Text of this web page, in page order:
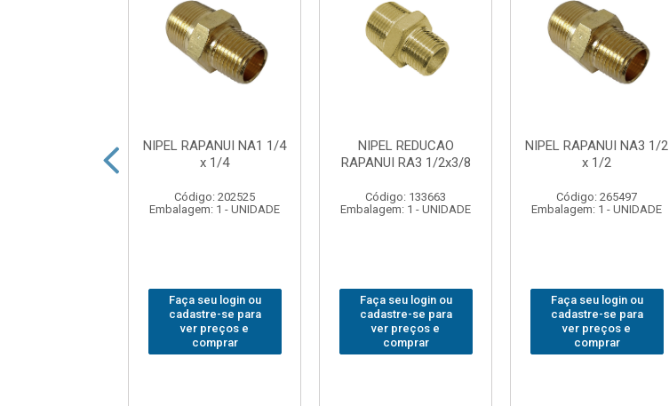
NIPEL RAPANUI NA1 1/4
x 1/4
Código: 202525
Embalagem: 1 - UNIDADE
Faça seu login ou
cadastre-se para
ver preços e
comprar
NIPEL REDUCAO
RAPANUI RA3 1/2x3/8
Código: 133663
Embalagem: 1 - UNIDADE
Faça seu login ou
cadastre-se para
ver preços e
comprar
NIPEL RAPANUI NA3 1/2
x 1/2
Código: 265497
Embalagem: 1 - UNIDADE
Faça seu login ou
cadastre-se para
ver preços e
comprar